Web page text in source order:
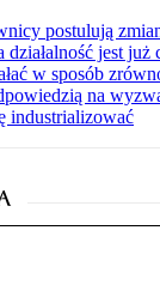
postulują
jest już
w sposób
na
industrializować